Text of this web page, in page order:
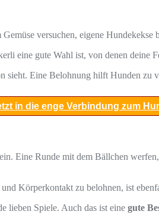
versuchen, eigene
eine gute Wahl ist, von denen deine
Eine Belohnung hilft Hunden zu
in die enge Verbindung zum
Eine Runde mit dem Bällchen
Körperkontakt zu belohnen, ist
lieben Spiele. Auch das ist eine gute